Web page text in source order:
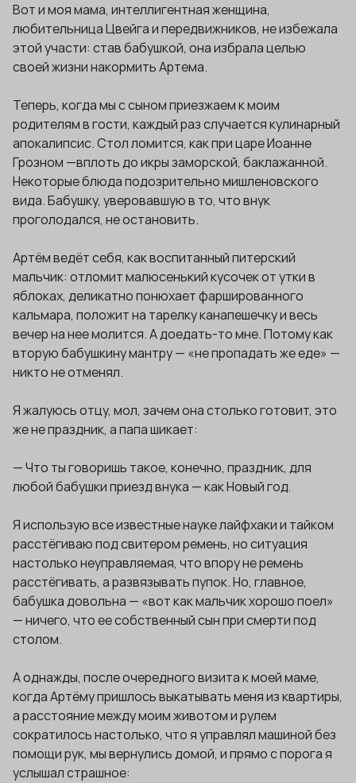
Вот и моя мама, интеллигентная женщина,
любительница Цвейга и передвижников, не избежала
этой участи: став бабушкой, она избрала целью
своей жизни накормить Артема.
Теперь, когда мы с сыном приезжаем к моим
родителям в гости, каждый раз случается кулинарный
апокалипсис. Стол ломится, как при царе Иоанне
Грозном —вплоть до икры заморской, баклажанной.
Некоторые блюда подозрительно мишленовского
вида. Бабушку, уверовавшую в то, что внук
проголодался, не остановить.
Артём ведёт себя, как воспитанный питерский
мальчик: отломит малюсенький кусочек от утки в
яблоках, деликатно понюхает фаршированного
кальмара, положит на тарелку канапешечку и весь
вечер на нее молится. А доедать-то мне. Потому как
вторую бабушкину мантру — «не пропадать же еде» —
никто не отменял.
Я жалуюсь отцу, мол, зачем она столько готовит, это
же не праздник, а папа шикает:
— Что ты говоришь такое, конечно, праздник, для
любой бабушки приезд внука — как Новый год.
Я использую все известные науке лайфхаки и тайком
расстёгиваю под свитером ремень, но ситуация
настолько неуправляемая, что впору не ремень
расстёгивать, а развязывать пупок. Но, главное,
бабушка довольна — «вот как мальчик хорошо поел»
— ничего, что ее собственный сын при смерти под
столом.
А однажды, после очередного визита к моей маме,
когда Артёму пришлось выкатывать меня из квартиры,
а расстояние между моим животом и рулем
сократилось настолько, что я управлял машиной без
помощи рук, мы вернулись домой, и прямо с порога я
услышал страшное: